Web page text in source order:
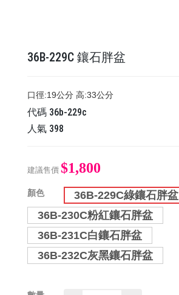
36B-229C 鑲石胖盆
口徑:19公分 高:33公分
代碼 36b-229c
人氣 398
建議售價 $1,800
顏色
36B-229C綠鑲石胖盆
36B-230C粉紅鑲石胖盆
36B-231C白鑲石胖盆
36B-232C灰黑鑲石胖盆